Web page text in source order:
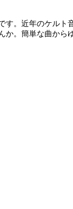
す。近年のケル
。簡単な曲から